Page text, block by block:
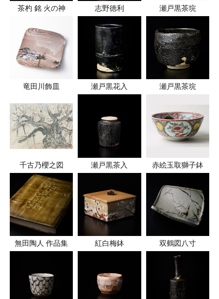
茶杓 銘 火の神 志野徳利 瀬戸黒茶垸
竜田川飾皿 瀬戸黒花入 瀬戸黒茶垸
千古乃櫻之図 瀬戸黒茶入 赤絵玉取獅子鉢
無田陶人 作品集 紅白梅鉢 双鶴図八寸